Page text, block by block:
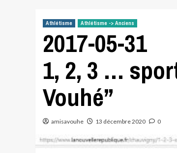
Athlétisme Athlétisme -> Anciens
2017-05-31
1, 2, 3 …
Vouhé”
amisavouhe 13 décembre 2020 0